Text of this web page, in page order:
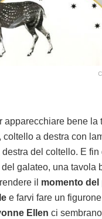
apparecchiare bene la
coltello a destra con
del coltello. E fin
galateo, una tavola
il momento del
e farvi fare un
Ellen ci